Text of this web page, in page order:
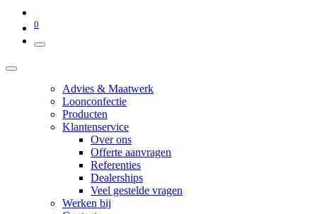
0
Advies & Maatwerk
Loonconfectie
Producten
Klantenservice
Over ons
Offerte aanvragen
Referenties
Dealerships
Veel gestelde vragen
Werken bij